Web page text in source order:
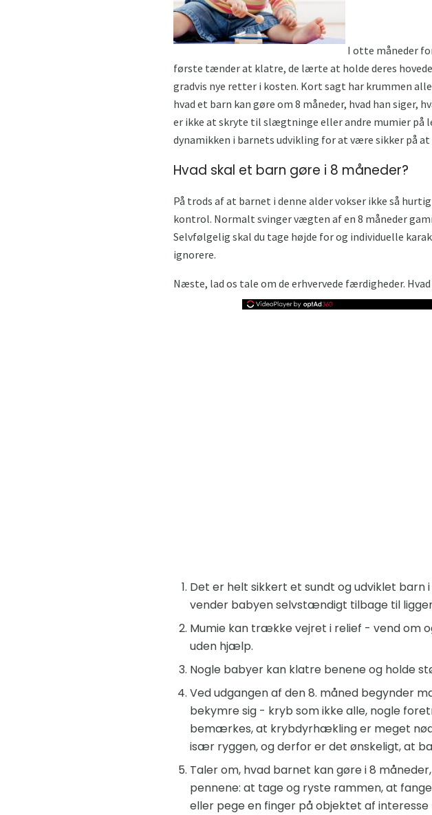
I otte måneder
første tænder at klatre, de lærte at holde deres
gradvis nye retter i kosten. Kort sagt har krummen
hvad et barn kan gøre om 8 måneder, hvad han siger,
er ikke at skryte til slægtninge eller andre mumier på
dynamikken i barnets udvikling for at være sikker på
Hvad skal et barn gøre i 8 måneder?
På trods af at barnet i denne alder vokser ikke så
kontrol. Normalt svinger vægten af ​​en 8 måneder
Selvfølgelig skal du tage højde for og individuelle
ignorere.
Næste, lad os tale om de erhvervede færdigheder.
Det er helt sikkert et sundt og udviklet
vender babyen selvstændigt tilbage til
Mumie kan trække vejret i relief - vend om
uden hjælp.
Nogle babyer kan klatre benene og holde
Ved udgangen af ​​den 8. måned begynder
bekymre sig - kryb som ikke alle, nogle
bemærkes, at krybdyrhækling er meget
især ryggen, og derfor er det ønskeligt, at
Taler om, hvad barnet kan gøre i 8
pennene: at tage og ryste rammen, at
eller pege en finger på objektet af